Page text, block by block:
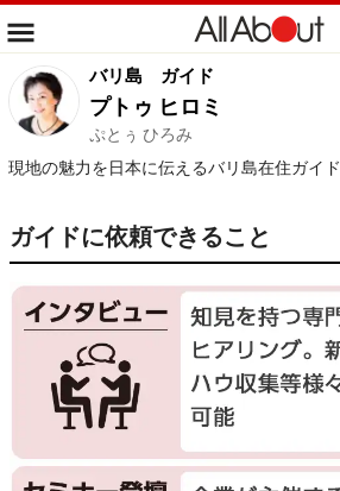
バリ島 ガイド
プトゥ ヒロミ
ぷとぅ ひろみ
現地の魅力を日本に伝えるバリ島在住ガイド
ガイドに依頼できること